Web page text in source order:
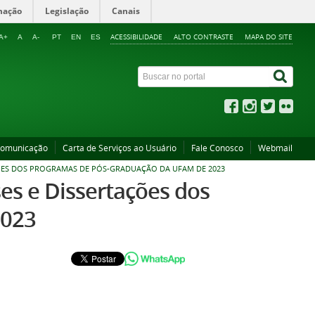
Legislação Canais
ACESSIBILIDADE ALTO CONTRASTE MAPA DO SITE
A A- PT EN ES
Carta de Serviços ao Usuário Fale Conosco Webmail
DOS PROGRAMAS DE PÓS-GRADUAÇÃO DA UFAM DE 2023
e Dissertações dos